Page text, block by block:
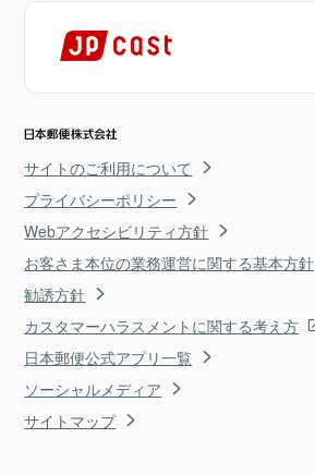
サイトのご利用について
プライバシーポリシー
Webアクセシビリティ方針
お客さま本位の業務運営に関する基本方針
勧誘方針
カスタマーハラスメントに関する考え方
日本郵便公式アプリ一覧
ソーシャルメディア
サイトマップ